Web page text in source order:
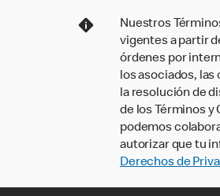
Nuestros
vigentes a partir
órdenes por
los asociados,
la resolución de
de los Términos
podemos
autorizar que tu
Derechos de